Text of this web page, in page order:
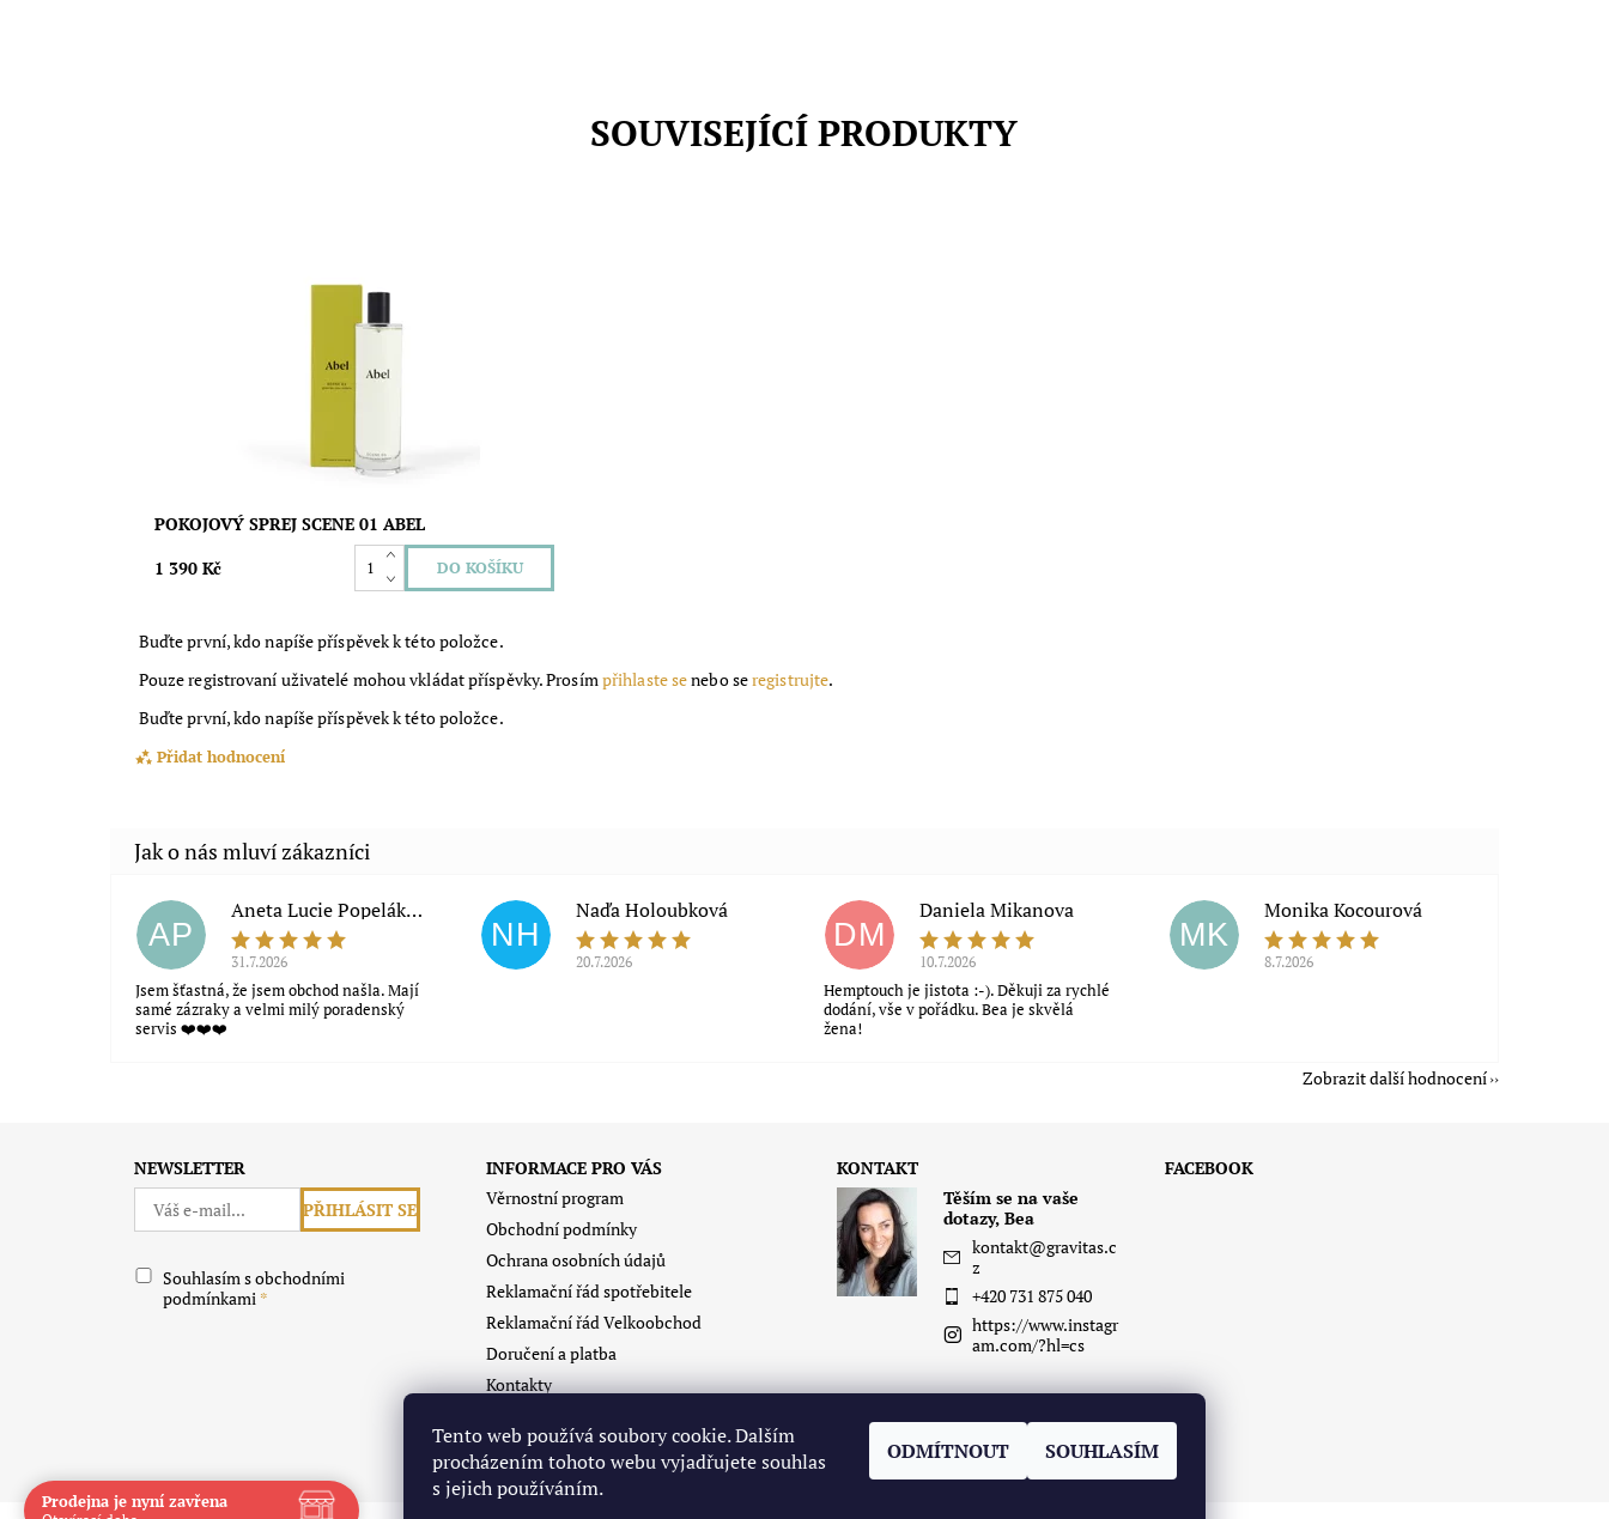
SOUVISEJÍCÍ PRODUKTY
Sofistikovaný pokojový sprej s energizující vůní
vetiveru. 100% přírodní a vegan složení. Objem: 100
Skladem
POKOJOVÝ SPREJ SCENE 01 ABEL
1 390 Kč
Buďte první, kdo napíše příspěvek k této položce.
Pouze registrovaní uživatelé mohou vkládat příspěvky. Prosímpřihlaste senebo seregistrujte.
Buďte první, kdo napíše příspěvek k této položce.
Přidat hodnocení
AP
Aneta Lucie Popeláková
31.7.2026
Jsem šťastná, že jsem obchod našla. Mají
samé zázraky a velmi milý poradenský
servis ❤️❤️❤️
NH
Naďa Holoubková
20.7.2026
DM
Daniela Mikanova
10.7.2026
Hemptouch je jistota :-). Děkuji za rychlé
dodání, vše v pořádku. Bea je skvělá
žena!
MK
Monika Kocourová
8.7.2026
Zobrazit další hodnocení
NEWSLETTER
Souhlasím s obchodními
podmínkami
INFORMACE PRO VÁS
Věrnostní program
Obchodní podmínky
Ochrana osobních údajů
Reklamační řád spotřebitele
Reklamační řád Velkoobchod
Doručení a platba
Kontakty
Vrácení zboží - oblečení
KONTAKT
Těším se na vaše
dotazy, Bea
kontakt@gravitas.c
z
+420 731 875 040
https://www.instagr
am.com/?hl=cs
FACEBOOK
Prodejna je nyní zavřena
Navštivte nás osobně
Tento web používá soubory cookie. Dalším
procházením tohoto webu vyjadřujete souhlas
s jejich používáním.
ODMÍTNOUT SOUHLASÍM